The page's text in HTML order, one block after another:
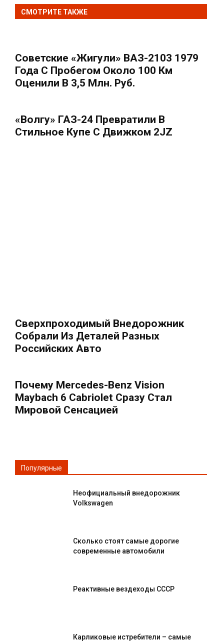
СМОТРИТЕ ТАКЖЕ
Советские «Жигули» ВАЗ-2103 1979
Года С Пробегом Около 100 Км
Оценили В 3,5 Млн. Руб.
«Волгу» ГАЗ-24 Превратили В
Стильное Купе С Движком 2JZ
Сверхпроходимый Внедорожник
Собрали Из Деталей Разных
Российских Авто
Почему Mercedes-Benz Vision
Maybach 6 Cabriolet Сразу Стал
Мировой Сенсацией
Популярные
Неофициальный внедорожник
Volkswagen
Сколько стоят самые дорогие
современные автомобили
Реактивные вездеходы СССР
Карликовые истребители – самые